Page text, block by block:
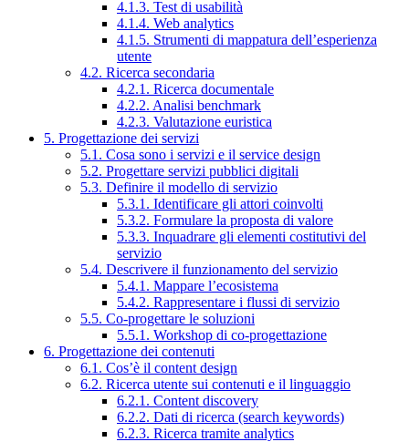
4.1.3. Test di usabilità
4.1.4. Web analytics
4.1.5. Strumenti di mappatura dell’esperienza
utente
4.2. Ricerca secondaria
4.2.1. Ricerca documentale
4.2.2. Analisi benchmark
4.2.3. Valutazione euristica
5. Progettazione dei servizi
5.1. Cosa sono i servizi e il service design
5.2. Progettare servizi pubblici digitali
5.3. Definire il modello di servizio
5.3.1. Identificare gli attori coinvolti
5.3.2. Formulare la proposta di valore
5.3.3. Inquadrare gli elementi costitutivi del
servizio
5.4. Descrivere il funzionamento del servizio
5.4.1. Mappare l’ecosistema
5.4.2. Rappresentare i flussi di servizio
5.5. Co-progettare le soluzioni
5.5.1. Workshop di co-progettazione
6. Progettazione dei contenuti
6.1. Cos’è il content design
6.2. Ricerca utente sui contenuti e il linguaggio
6.2.1. Content discovery
6.2.2. Dati di ricerca (search keywords)
6.2.3. Ricerca tramite analytics